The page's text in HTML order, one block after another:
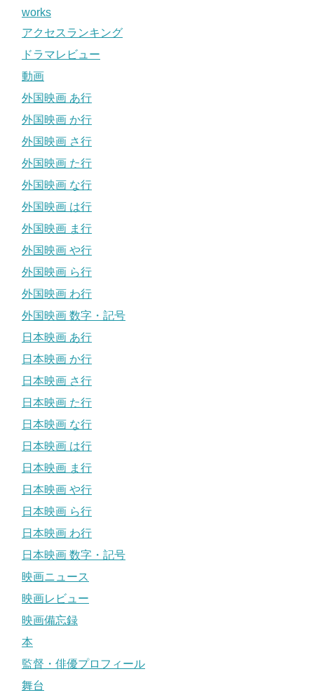
works
アクセスランキング
ドラマレビュー
動画
外国映画 あ行
外国映画 か行
外国映画 さ行
外国映画 た行
外国映画 な行
外国映画 は行
外国映画 ま行
外国映画 や行
外国映画 ら行
外国映画 わ行
外国映画 数字・記号
日本映画 あ行
日本映画 か行
日本映画 さ行
日本映画 た行
日本映画 な行
日本映画 は行
日本映画 ま行
日本映画 や行
日本映画 ら行
日本映画 わ行
日本映画 数字・記号
映画ニュース
映画レビュー
映画備忘録
本
監督・俳優プロフィール
舞台